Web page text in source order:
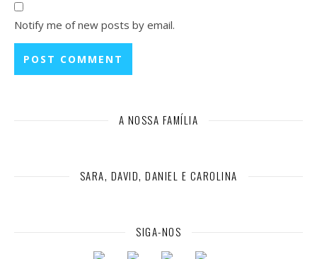
Notify me of new posts by email.
A NOSSA FAMÍLIA
SARA, DAVID, DANIEL E CAROLINA
SIGA-NOS